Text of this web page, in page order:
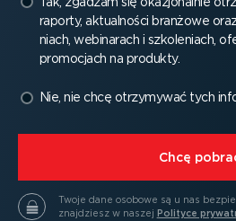
raporty, aktualności branżowe
niach, webinarach i szkoleniach,
promocjach na produkty.
Nie, nie chcę otrzymywać tych
⁠Chcę
Twoje dane osobowe są u nas
znajdziesz w naszej Polityce